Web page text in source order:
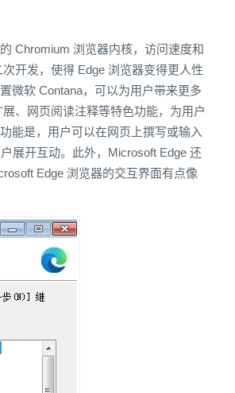
Chromium 浏览器内核，访问速度和
开发，使得 Edge 浏览器变得更人性
微软 Contana，可以为用户带来更多
、网页阅读注释等特色功能，为用户
能是，用户可以在网页上撰写或输入
展开互动。此外，Microsoft Edge 还
Edge 浏览器的交互界面有点像